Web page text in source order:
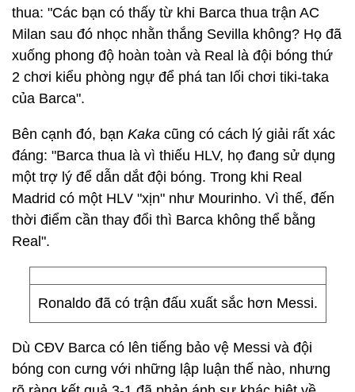
thua: "Các bạn có thấy từ khi Barca thua trận AC
Milan sau đó nhọc nhằn thắng Sevilla không? Họ đã
xuống phong độ hoàn toàn và Real là đội bóng thứ
2 chơi kiểu phòng ngự để phá tan lối chơi tiki-taka
của Barca".
Bên cạnh đó, bạn Kaka cũng có cách lý giải rất xác
đáng: "Barca thua là vì thiếu HLV, họ đang sử dụng
một trợ lý để dẫn dắt đội bóng. Trong khi Real
Madrid có một HLV "xịn" như Mourinho. Vì thế, đến
thời điểm cần thay đổi thì Barca không thể bằng
Real".
Ronaldo đã có trận đấu xuất sắc hơn Messi.
Dù CĐV Barca có lên tiếng bảo vệ Messi và đội
bóng con cưng với những lập luận thế nào, nhưng